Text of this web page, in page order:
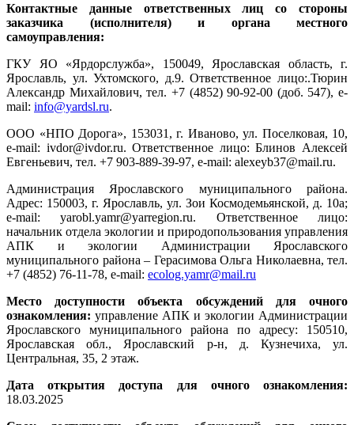
Контактные данные ответственных лиц со стороны
заказчика (исполнителя) и органа местного
самоуправления:
ГКУ ЯО «Ярдорслужба», 150049, Ярославская область, г.
Ярославль, ул. Ухтомского, д.9. Ответственное лицо:.Тюрин
Александр Михайлович, тел. +7 (4852) 90-92-00 (доб. 547), e-
mail: info@yardsl.ru.
ООО «НПО Дорога», 153031, г. Иваново, ул. Поселковая, 10,
e-mail: ivdor@ivdor.ru. Ответственное лицо: Блинов Алексей
Евгеньевич, тел. +7 903-889-39-97, e-mail: alexeyb37@mail.ru.
Администрация Ярославского муниципального района.
Адрес: 150003, г. Ярославль, ул. Зои Космодемьянской, д. 10а;
e-mail: yarobl.yamr@yarregion.ru. Ответственное лицо:
начальник отдела экологии и природопользования управления
АПК и экологии Администрации Ярославского
муниципального района – Герасимова Ольга Николаевна, тел.
+7 (4852) 76-11-78, e-mail: ecolog.yamr@mail.ru
Место доступности объекта обсуждений для очного
ознакомления: управление АПК и экологии Администрации
Ярославского муниципального района по адресу: 150510,
Ярославская обл., Ярославский р-н, д. Кузнечиха, ул.
Центральная, 35, 2 этаж.
Дата открытия доступа для очного ознакомления:
18.03.2025